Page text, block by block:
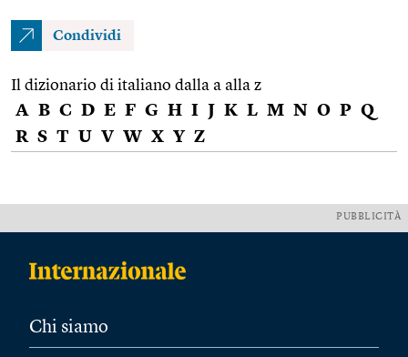
Condividi
Il dizionario di italiano dalla a alla z
A B C D E F G H I J K L M N O P Q
R S T U V W X Y Z
PUBBLICITÀ
Chi siamo